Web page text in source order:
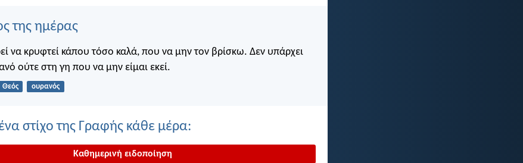
της ημέρας
να κρυφτεί κάπου τόσο καλά, που να μην τον βρίσκω. Δεν υπάρχει
ούτε στη γη που να μην είμαι εκεί.
Θεός ουρανός
στίχο της Γραφής κάθε μέρα:
Καθημερινή ειδοποίηση